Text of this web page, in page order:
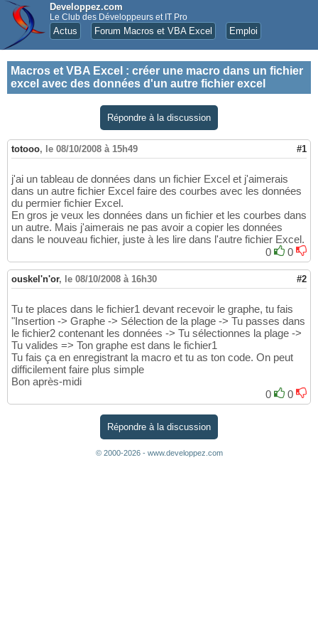
Developpez.com
Le Club des Développeurs et IT Pro
Actus Forum Macros et VBA Excel Emploi
Macros et VBA Excel : créer une macro dans un fichier
excel avec des données d'un autre fichier excel
Répondre à la discussion
totooo, le 08/10/2008 à 15h49 #1
j'ai un tableau de données dans un fichier Excel et j'aimerais
dans un autre fichier Excel faire des courbes avec les données
du permier fichier Excel.
En gros je veux les données dans un fichier et les courbes dans
un autre. Mais j'aimerais ne pas avoir a copier les données
dans le nouveau fichier, juste à les lire dans l'autre fichier Excel.
0
0
ouskel'n'or, le 08/10/2008 à 16h30 #2
Tu te places dans le fichier1 devant recevoir le graphe, tu fais
"Insertion -> Graphe -> Sélection de la plage -> Tu passes dans
le fichier2 contenant les données -> Tu sélectionnes la plage ->
Tu valides => Ton graphe est dans le fichier1
Tu fais ça en enregistrant la macro et tu as ton code. On peut
difficilement faire plus simple
Bon après-midi
0
0
Répondre à la discussion
© 2000-2026 - www.developpez.com